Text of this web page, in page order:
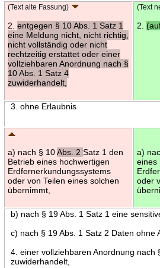
(Text alte Fassung)
2. entgegen § 10 Abs. 1 Satz 1
eine Meldung nicht, nicht richtig,
nicht vollständig oder nicht
rechtzeitig erstattet oder einer
vollziehbaren Anordnung nach §
10 Abs. 1 Satz 4
zuwiderhandelt,
(Text
2.
3. ohne Erlaubnis
a) nach § 10Abs. 2 Satz 1 den
Betrieb eines hochwertigen
Erdfernerkundungssystems
oder von Teilen eines solchen
übernimmt,
a)
eines
oder
b) nach § 19 Abs. 1 Satz 1 eine
c) nach § 19 Abs. 1 Satz 2 Daten ohne
4. einer vollziehbaren Anordnung nach
zuwiderhandelt,